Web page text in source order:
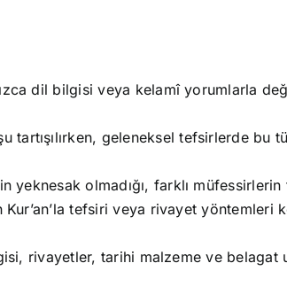
dil bilgisi veya kelamî yorumlarla
geleneksel tefsirlerde bu
yeknesak olmadığı, farklı
tefsiri veya rivayet yöntemleri
rivayetler, tarihi malzeme ve belagat